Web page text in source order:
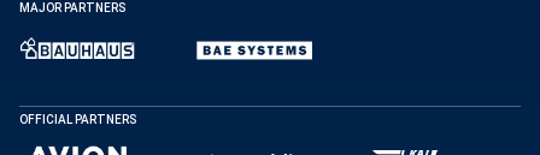
MAJOR PARTNERS
OFFICIAL PARTNERS
DELA